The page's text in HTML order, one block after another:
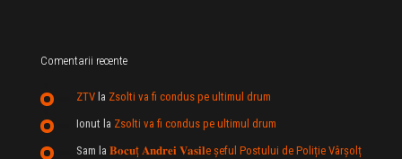
Comentarii recente
ZTV la Zsolti va fi condus pe ultimul drum
Ionut la Zsolti va fi condus pe ultimul drum
Sam la 𝐁𝐨𝐜𝐮ț 𝐀𝐧𝐝𝐫𝐞𝐢 𝐕𝐚𝐬𝐢𝐥e şeful Postului de Poliție Vârșolț